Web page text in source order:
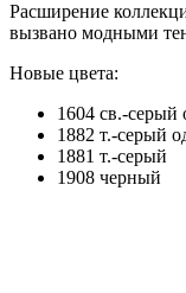
Расширение
вызвано модными
Новые цвета:
1604 св.-
1882 т.-серый
1881 т.-серый
1908 черный